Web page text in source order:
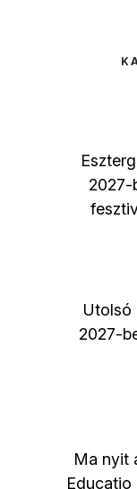
2027-
Utolsó
2027-
Ma nyit
Educatio